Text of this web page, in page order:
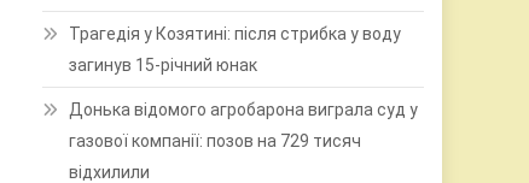
Трагедія у Козятині: після стрибка у воду
загинув 15-річний юнак
Донька відомого агробарона виграла суд у
газової компанії: позов на 729 тисяч
відхилили